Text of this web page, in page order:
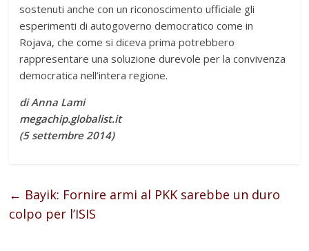
sostenuti anche con un riconoscimento ufficiale gli
esperimenti di autogoverno democratico come in
Rojava, che come si diceva prima potrebbero
rappresentare una soluzione durevole per la convivenza
democratica nell’intera regione.
di Anna Lami
megachip.globalist.it
(5 settembre 2014)
← Bayik: Fornire armi al PKK sarebbe un duro
colpo per l’ISIS